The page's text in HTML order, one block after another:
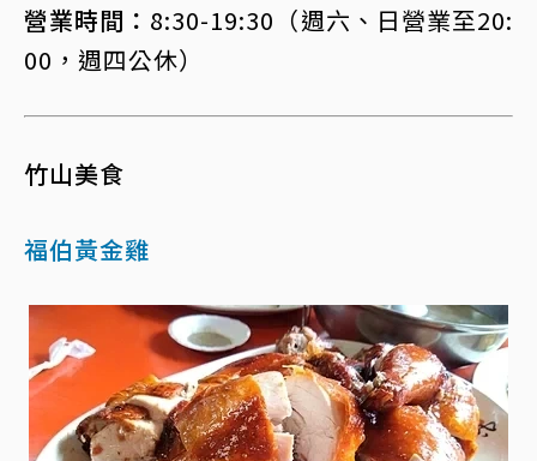
營業時間： 8:30-19:30（週六、日營業至20:
00，週四公休）
竹山美食
福伯黃金雞